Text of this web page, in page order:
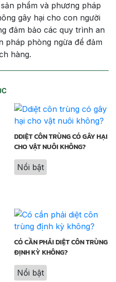
phẩm và phương pháp
gây hại cho con người
đảm bảo các quy trình an
pháp phòng ngừa để đảm
hàng.
DDIỆT CÔN TRÙNG CÓ GÂY HẠI
CHO VẬT NUÔI KHÔNG?
Nổi bật
CÓ CẦN PHẢI DIỆT CÔN TRÙNG
ĐỊNH KỲ KHÔNG?
Nổi bật